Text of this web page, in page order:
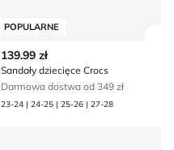
POPULARNE
139.99 zł
Sandały dziecięce Crocs
Darmowa dostwa od 349 zł
23-24 | 24-25 | 25-26 | 27-28